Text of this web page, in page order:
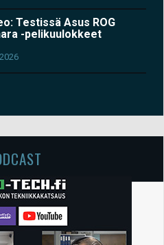
Testissä Asus ROG
-pelikuulokkeet